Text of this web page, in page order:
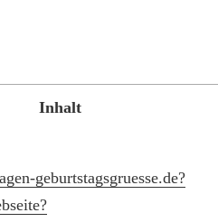
Inhalt
geburtstagsgruesse.de?